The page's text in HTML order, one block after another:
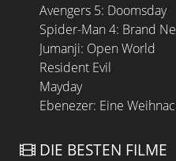
Avengers 5: Doomsday
Spider-Man 4: Brand
Jumanji: Open World
Resident Evil
Mayday
Ebenezer: Eine
DIE BESTEN FILME